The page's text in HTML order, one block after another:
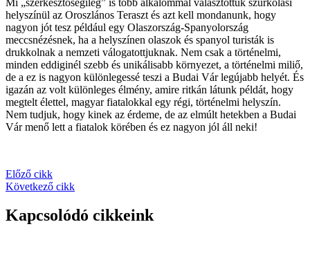
helyszínül az Oroszlános Teraszt és azt kell mondanunk, hogy
nagyon jót tesz például egy Olaszország-Spanyolország
meccsnézésnek, ha a helyszínen olaszok és spanyol turisták is
drukkolnak a nemzeti válogatottjuknak. Nem csak a történelmi,
minden eddiginél szebb és unikálisabb környezet, a történelmi miliő,
de a ez is nagyon különlegessé teszi a Budai Vár legújabb helyét. És
igazán az volt különleges élmény, amire ritkán látunk példát, hogy
megtelt élettel, magyar fiatalokkal egy régi, történelmi helyszín.
Nem tudjuk, hogy kinek az érdeme, de az elmúlt hetekben a Budai
Vár menő lett a fiatalok körében és ez nagyon jól áll neki!
Előző cikk
Következő cikk
Kapcsolódó cikkeink